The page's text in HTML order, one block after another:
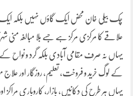
چک بیلی خان محض ایک گاؤں نہیں بلکہ ایک
علاقے کا مرکزی مرکز ہے جسے بلا مبالغہ منی شہر
یہاں نہ صرف مقامی آبادی بلکہ گرد و
کے لوگ خرید و فروخت، تعلیم، روزگار اور
یہاں ہر طرح کی دکانیں، بازار، کاروباری مراکز